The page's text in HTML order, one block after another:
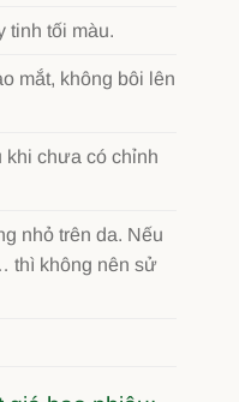
tinh tối màu.
mắt, không bôi lên
khi chưa có chỉnh
nhỏ trên da. Nếu
thì không nên sử